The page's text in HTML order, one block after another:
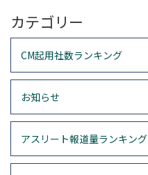
カテゴリー
CM起用社数ランキング
お知らせ
アスリート報道量ランキング